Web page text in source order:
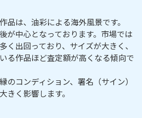
品は、油彩による海外風景です。
が中心となっております。市場では
く出回っており、サイズが大きく、
る作品ほど査定額が高くなる傾向で
のコンディション、署名（サイン）
きく影響します。